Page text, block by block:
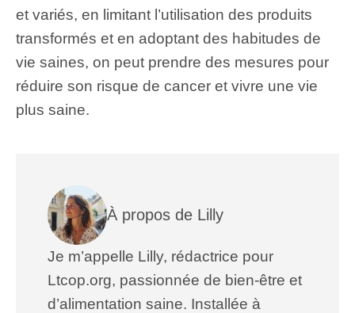
et variés, en limitant l’utilisation des produits
transformés et en adoptant des habitudes de
vie saines, on peut prendre des mesures pour
réduire son risque de cancer et vivre une vie
plus saine.
À propos de Lilly
Je m’appelle Lilly, rédactrice pour
Ltcop.org, passionnée de bien-être et
d’alimentation saine. Installée à